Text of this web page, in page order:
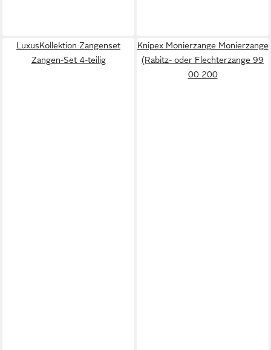
LuxusKollektion Zangenset
Zangen-Set 4-teilig
Knipex Monierzange Monierzange
(Rabitz- oder Flechterzange 99
00 200